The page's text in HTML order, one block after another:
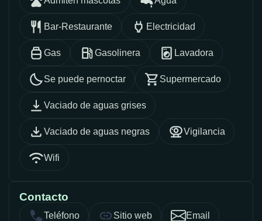
Bar-Restaurante Electricidad
Gas Gasolinera Lavadora
Se puede pernoctar Supermercado
Vaciado de aguas grises
Vaciado de aguas negras Vigilancia
Wifi
Contacto
Teléfono Sitio web Email